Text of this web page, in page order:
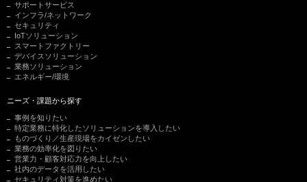
サポートサービス
インフラ/ネットワーク
セキュリティ
IoTソリューション
スマートファクトリー
デバイスソリューション
業務ソリューション
エネルギー/環境
ニーズ・課題から探す
事例を知りたい
特定業務に特化したソリューションを導入したい
ものづくり／生産現場をカイゼンしたい
業務の効率化を図りたい
営業力・顧客対応力を向上したい
社内のデータを活用したい
セキュリティ対策を進めたい